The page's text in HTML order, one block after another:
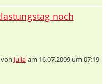
noch
Juliaam 16.07.2009 um 07:19